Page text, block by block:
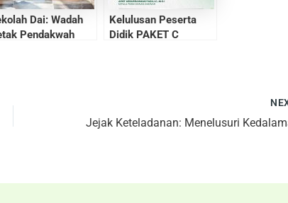
Dai: Wadah
Pendakwah
Kelulusan Peserta
Didik PAKET C